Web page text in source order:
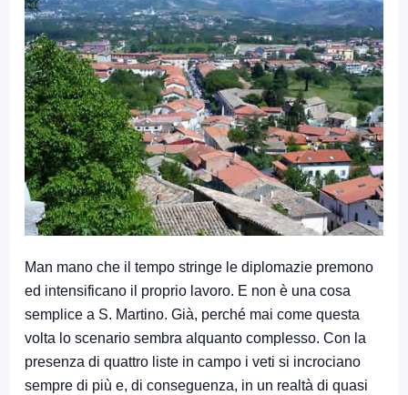
Man mano che il tempo stringe le diplomazie premono
ed intensificano il proprio lavoro. E non è una cosa
semplice a S. Martino. Già, perché mai come questa
volta lo scenario sembra alquanto complesso. Con la
presenza di quattro liste in campo i veti si incrociano
sempre di più e, di conseguenza, in un realtà di quasi